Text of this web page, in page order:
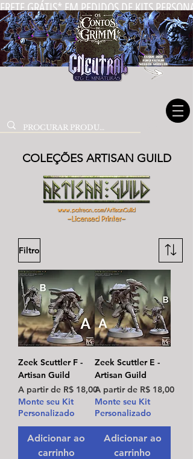
FRETE GRÁTIS* EM PEDIDOS DE KITS
COLEÇÕES ARTISAN GUILD
Filtro
Zeek Scuttler F -
Artisan Guild
A partir de R$ 18,00
Preço promocional
Monte seu Kit
Personalizado
Adicionar ao
carrinho
Zeek Scuttler E -
Artisan Guild
A partir de R$ 18,00
Preço promocional
Monte seu Kit
Personalizado
Adicionar ao
carrinho